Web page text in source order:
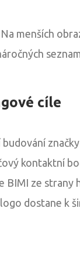
Na menších
cíle
kontaktní
BIMI ze strany
dostane k